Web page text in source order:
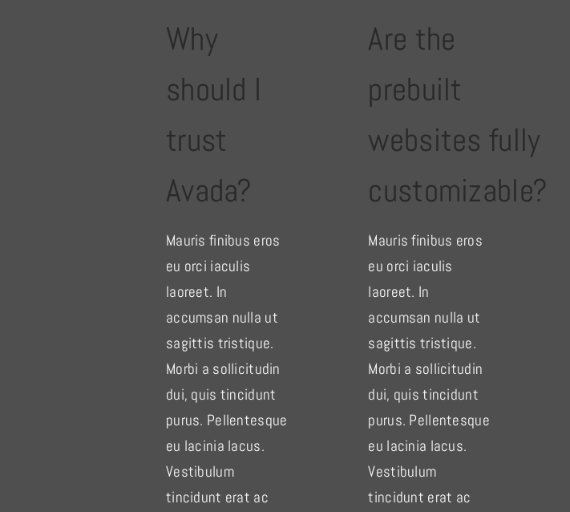
Why
should I
trust
Avada?
Mauris finibus eros
eu orci iaculis
laoreet. In
accumsan nulla ut
sagittis tristique.
Morbi a sollicitudin
dui, quis tincidunt
purus. Pellentesque
eu lacinia lacus.
Vestibulum
tincidunt erat ac
Are the
prebuilt
websites fully
customizable?
Mauris finibus eros
eu orci iaculis
laoreet. In
accumsan nulla ut
sagittis tristique.
Morbi a sollicitudin
dui, quis tincidunt
purus. Pellentesque
eu lacinia lacus.
Vestibulum
tincidunt erat ac